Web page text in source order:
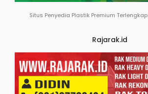
Situs Penyedia Plastik Premium Terlengkap
Rajarak.id